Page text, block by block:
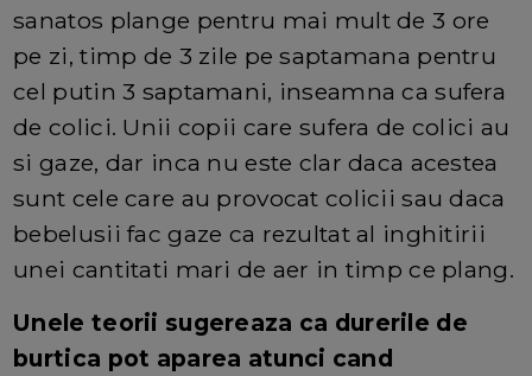
sanatos plange pentru mai mult de 3 ore
pe zi, timp de 3 zile pe saptamana pentru
cel putin 3 saptamani, inseamna ca sufera
de colici. Unii copii care sufera de colici au
si gaze, dar inca nu este clar daca acestea
sunt cele care au provocat colicii sau daca
bebelusii fac gaze ca rezultat al inghitirii
unei cantitati mari de aer in timp ce plang.
Unele teorii sugereaza ca durerile de
burtica pot aparea atunci cand